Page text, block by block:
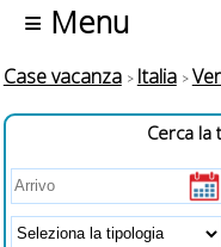
≡ Menu
Case vacanza Italia
Cerca